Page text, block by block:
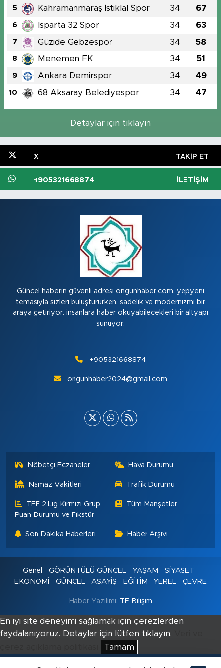
5 Kahramanmaraş İstiklal Spor 34 67
6 Isparta 32 Spor 34 63
7 Güzide Gebzespor 34 58
8 Menemen FK 34 51
9 Ankara Demirspor 34 49
10 68 Aksaray Belediyespor 34 47
Detaylar için tıklayın
X TAKIP ET
+905321668874 İLETIŞIM
Güncel haberin güvenli adresi ongunhaber.com, yepyeni
temasıyla sizleri buluştururken, sadelik ve modernizmi bir
araya getiriyor. insanlara haber okuyabilecekleri bir altyapı
sunuyor.
+905321668874
ongunhaber2024@gmail.com
Nöbetçi Eczaneler Hava Durumu
Namaz Vakitleri Trafik Durumu
TFF 2.Lig Kırmızı Grup
Puan Durumu ve Fikstür
Tüm Manşetler
Son Dakika Haberleri Haber Arşivi
Genel GÖRÜNTÜLÜ GÜNCEL YAŞAM
SİYASET
EKONOMİ
GÜNCEL ASAYİŞ EĞİTİM YEREL ÇEVRE
Haber Yazılımı: TE Bilişim
En iyi site deneyimi sağlamak için çerezlerden
faydalanıyoruz. Detaylar için lütfen tıklayın.
Tamam